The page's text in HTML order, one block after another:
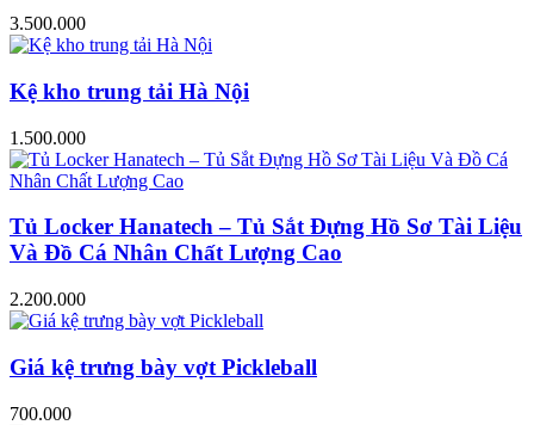
3.500.000
Kệ kho trung tải Hà Nội
1.500.000
Tủ Locker Hanatech – Tủ Sắt Đựng Hồ Sơ Tài Liệu
Và Đồ Cá Nhân Chất Lượng Cao
2.200.000
Giá kệ trưng bày vợt Pickleball
700.000